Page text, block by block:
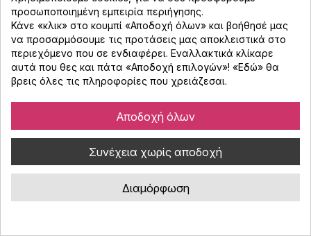
Μάθετε τα τελευταία νέα μας
προσωποποιημένη εμπειρία περιήγησης.
Κάνε «κλικ» στο κουμπί «Αποδοχή όλων» και βοήθησέ μας
να προσαρμόσουμε τις προτάσεις μας αποκλειστικά στο
περιεχόμενο που σε ενδιαφέρει. Εναλλακτικά κλίκαρε
αυτά που θες και πάτα «Αποδοχή επιλογών»! «Εδώ» θα
βρεις όλες τις πληροφορίες που χρειάζεσαι.
Αποδοχή όλων
Συνέχεια χωρίς αποδοχή
Διαμόρφωση